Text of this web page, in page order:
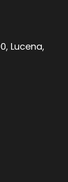
Lucena,